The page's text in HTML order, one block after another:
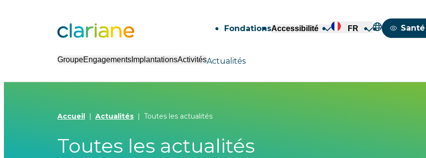
FondationsAccessibilité FR
GroupeEngagements ImplantationsActivitésActualités
Accueil Actualités Toutes les actualités
Toutes les actualités